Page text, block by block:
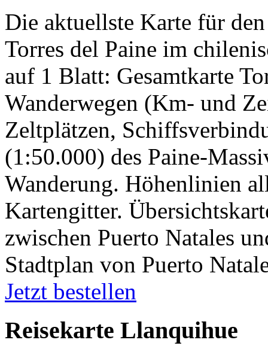
Die aktuellste Karte für
Torres del Paine im
auf 1 Blatt: Gesamtkarte
Wanderwegen (Km- und
Zeltplätzen,
(1:50.000) des Paine-
Wanderung. Höhenlinien
Kartengitter.
zwischen Puerto Natales
Stadtplan von Puerto
Jetzt bestellen
Reisekarte Llanquihue